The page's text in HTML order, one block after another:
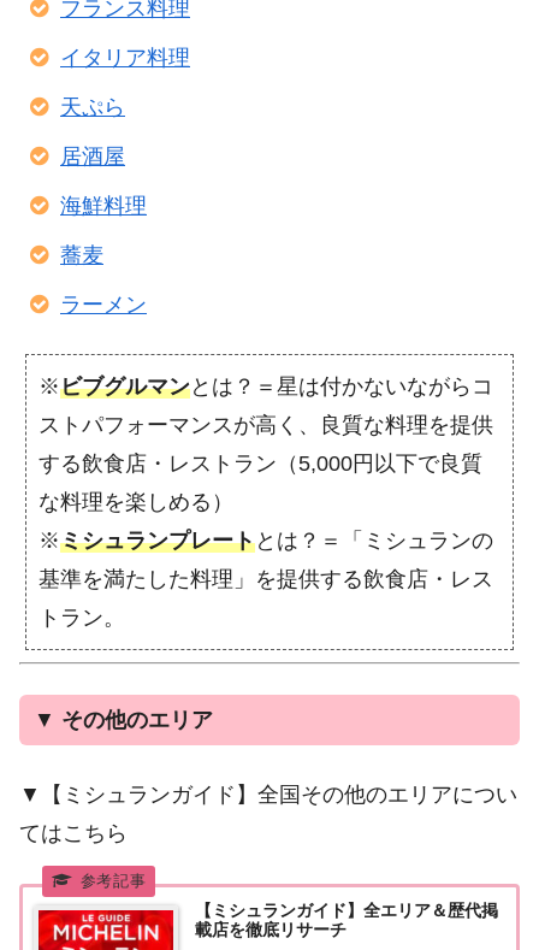
フランス料理
イタリア料理
天ぷら
居酒屋
海鮮料理
蕎麦
ラーメン
※ビブグルマンとは？＝星は付かないながらコ
ストパフォーマンスが高く、良質な料理を提供
する飲食店・レストラン（5,000円以下で良質
な料理を楽しめる）
※ミシュランプレートとは？＝「ミシュランの
基準を満たした料理」を提供する飲食店・レス
トラン。
▼ その他のエリア
▼【ミシュランガイド】全国その他のエリアについ
てはこちら
【ミシュランガイド】全エリア＆歴代掲
載店を徹底リサーチ